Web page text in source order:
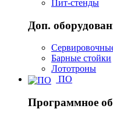
Пит-стенды
Доп.
Барные стойки
Лототроны
ПО
Программное